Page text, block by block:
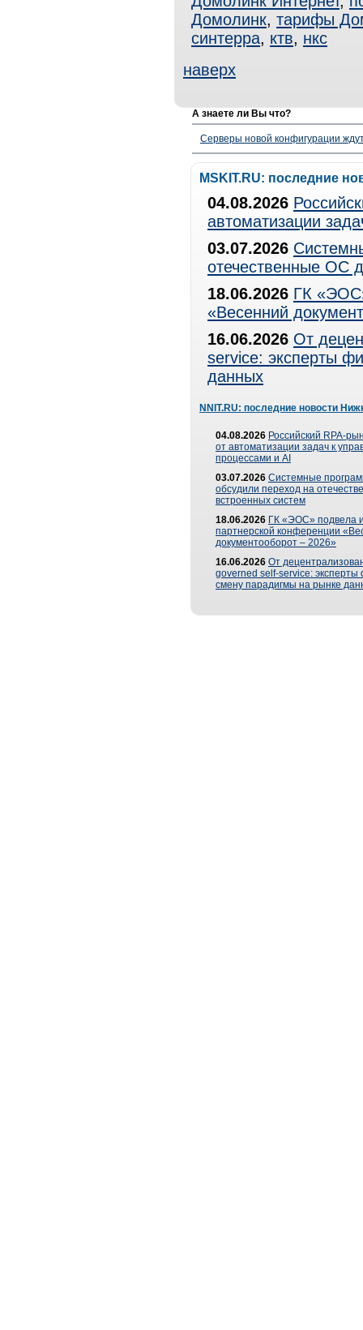
Домолинк, тарифы
синтерра, ктв, нкс
наверх
А знаете ли Вы что?
Серверы новой конфигурации
MSKIT.RU: последние
04.08.2026
автоматизации
03.07.2026
отечественные ОС
18.06.2026 ГК
«Весенний
16.06.2026 От
service: эксперты
данных
NNIT.RU: последние новости
04.08.2026 Российский RPA-
от автоматизации задач к
процессами и AI
03.07.2026 Системные
обсудили переход на
встроенных систем
18.06.2026 ГК «ЭОС» подвела
партнерской конференции
документооборот – 2026»
16.06.2026 От
governed self-service: эксперты
смену парадигмы на рынке